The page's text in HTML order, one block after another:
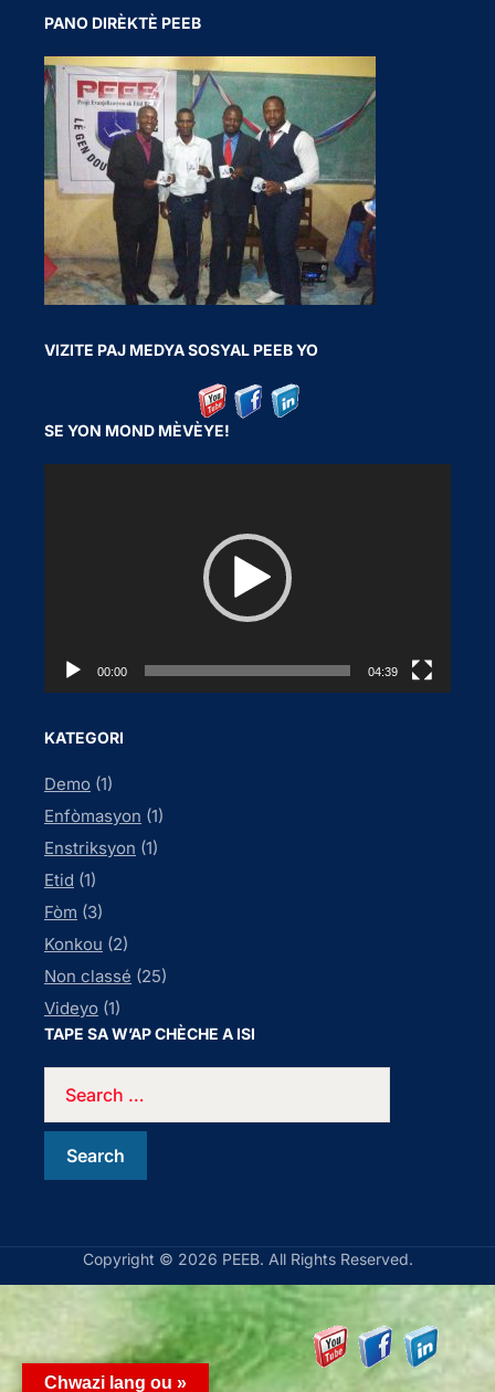
PANO DIRÈKTÈ PEEB
VIZITE PAJ MEDYA SOSYAL PEEB YO
SE YON MOND MÈVÈYE!
r
00:00 04:39
KATEGORI
Demo (1)
Enfòmasyon (1)
Enstriksyon (1)
Etid (1)
Fòm (3)
Konkou (2)
Non classé (25)
Videyo (1)
TAPE SA W’AP CHÈCHE A ISI
Copyright © 2026 PEEB. All Rights Reserved.
Chwazi lang ou »